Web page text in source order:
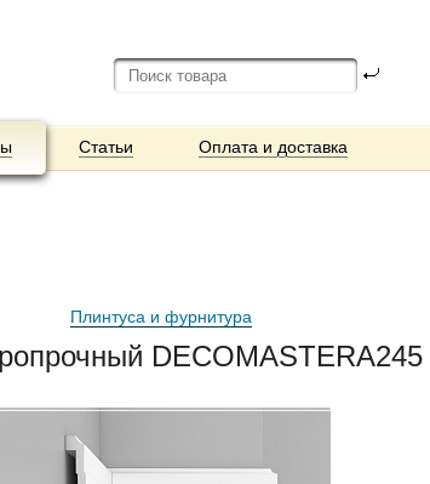
Статьи Оплата и доставка
Плинтуса и фурнитура